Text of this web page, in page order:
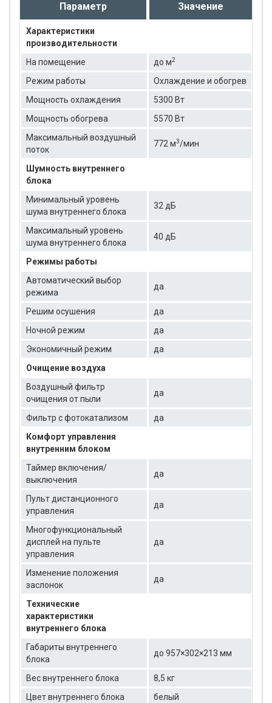
Параметр Значение
Характеристики
производительности
На помещение
до м2
Режим работы
Охлаждение и обогрев
Мощность охлаждения
5300 Вт
Мощность обогрева
5570 Вт
Максимальный воздушный
поток
772 м3/мин
Шумность внутреннего
блока
Минимальный уровень
шума внутреннего блока
32 дБ
Максимальный уровень
шума внутреннего блока
40 дБ
Режимы работы
Автоматический выбор
режима
да
Решим осушения
да
Ночной режим
да
Экономичный режим
да
Очищение воздуха
Воздушный фильтр
очищения от пыли
да
Фильтр с фотокатализом
да
Комфорт управления
внутренним блоком
Таймер включения/
выключения
да
Пульт дистанционного
управления
да
Многофункциональный
дисплей на пульте
управления
да
Изменение положения
заслонок
да
Технические
характеристики
внутреннего блока
Габариты внутреннего
блока
до 957×302×213 мм
Вес внутреннего блока
8,5 кг
Цвет внутреннего блока
белый